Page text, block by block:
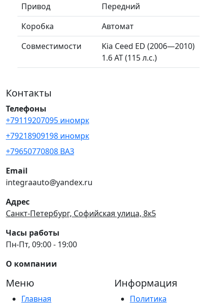
Привод
Передний
Коробка
Автомат
Совместимости
Kia Ceed ED (2006—2010)
1.6 AT (115 л.с.)
Контакты
Телефоны
+79119207095 иномрк
+79218909198 иномрк
+79650770808 ВАЗ
Email
integraauto@yandex.ru
Адрес
Санкт-Петербург, Софийская улица, 8к5
Часы работы
Пн-Пт, 09:00 - 19:00
О компании
Меню
Главная
Информация
Политика